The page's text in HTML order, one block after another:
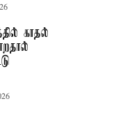
காதல்